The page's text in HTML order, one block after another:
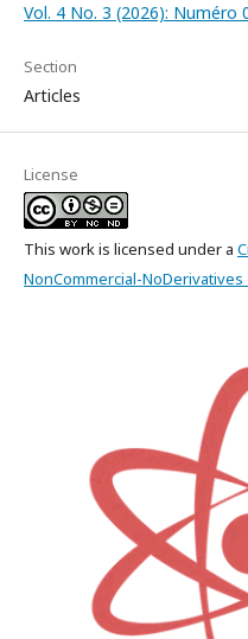
Vol. 4 No. 3 (2026): Numéro
Section
Articles
License
This work is licensed under a
NonCommercial-